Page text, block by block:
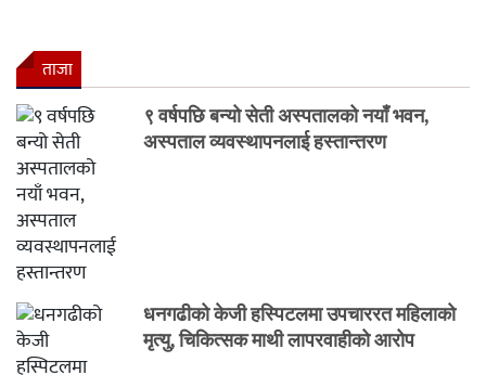
ताजा
९ वर्षपछि बन्यो सेती अस्पतालको नयाँ भवन,
अस्पताल व्यवस्थापनलाई हस्तान्तरण
धनगढीको केजी हस्पिटलमा उपचाररत महिलाको
मृत्यु, चिकित्सक माथी लापरवाहीको आरोप